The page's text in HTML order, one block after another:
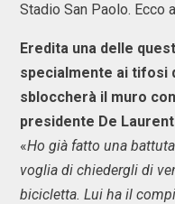
Stadio San Paolo. Ecco
Eredita una delle
specialmente ai tifosi
sbloccherà il muro
presidente De
«Ho già fatto una
voglia di chiedergli di
bicicletta. Lui ha il